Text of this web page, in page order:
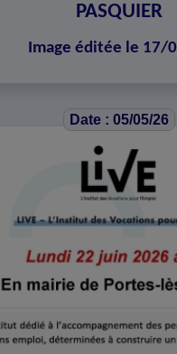
PASQUIER
Image éditée le 17/
Date : 05/05/26